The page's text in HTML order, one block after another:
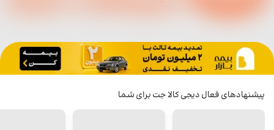
پیشنهادهای فعال دیجی کالا جت برای شما